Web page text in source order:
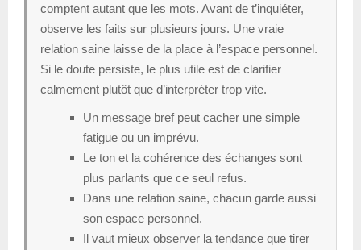
comptent autant que les mots. Avant de t’inquiéter,
observe les faits sur plusieurs jours. Une vraie
relation saine laisse de la place à l’espace personnel.
Si le doute persiste, le plus utile est de clarifier
calmement plutôt que d’interpréter trop vite.
Un message bref peut cacher une simple
fatigue ou un imprévu.
Le ton et la cohérence des échanges sont
plus parlants que ce seul refus.
Dans une relation saine, chacun garde aussi
son espace personnel.
Il vaut mieux observer la tendance que tirer